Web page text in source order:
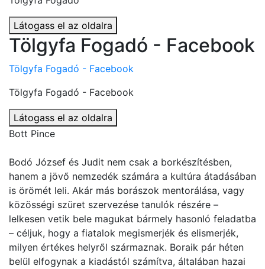
Látogass el az oldalra
Tölgyfa Fogadó - Facebook
Tölgyfa Fogadó - Facebook
Tölgyfa Fogadó - Facebook
Látogass el az oldalra
Bott Pince
Bodó József és Judit nem csak a borkészítésben,
hanem a jövő nemzedék számára a kultúra átadásában
is örömét leli. Akár más borászok mentorálása, vagy
közösségi szüret szervezése tanulók részére –
lelkesen vetik bele magukat bármely hasonló feladatba
– céljuk, hogy a fiatalok megismerjék és elismerjék,
milyen értékes helyről származnak. Boraik pár héten
belül elfogynak a kiadástól számítva, általában hazai